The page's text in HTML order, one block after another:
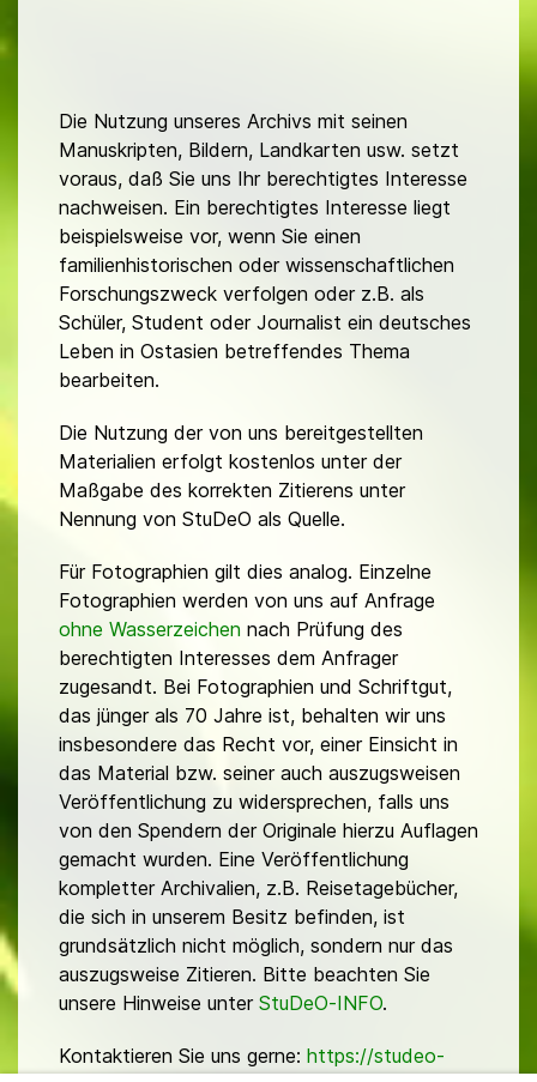
Die Nutzung unseres Archivs mit seinen
Manuskripten, Bildern, Landkarten usw. setzt
voraus, daß Sie uns Ihr berechtigtes Interesse
nachweisen. Ein berechtigtes Interesse liegt
beispielsweise vor, wenn Sie einen
familienhistorischen oder wissenschaftlichen
Forschungszweck verfolgen oder z.B. als
Schüler, Student oder Journalist ein deutsches
Leben in Ostasien betreffendes Thema
bearbeiten.
Die Nutzung der von uns bereitgestellten
Materialien erfolgt kostenlos unter der
Maßgabe des korrekten Zitierens unter
Nennung von StuDeO als Quelle.
Für Fotographien gilt dies analog. Einzelne
Fotographien werden von uns auf Anfrage
ohne Wasserzeichen nach Prüfung des
berechtigten Interesses dem Anfrager
zugesandt. Bei Fotographien und Schriftgut,
das jünger als 70 Jahre ist, behalten wir uns
insbesondere das Recht vor, einer Einsicht in
das Material bzw. seiner auch auszugsweisen
Veröffentlichung zu widersprechen, falls uns
von den Spendern der Originale hierzu Auflagen
gemacht wurden. Eine Veröffentlichung
kompletter Archivalien, z.B. Reisetagebücher,
die sich in unserem Besitz befinden, ist
grundsätzlich nicht möglich, sondern nur das
auszugsweise Zitieren. Bitte beachten Sie
unsere Hinweise unter StuDeO-INFO.
Kontaktieren Sie uns gerne: https://studeo-